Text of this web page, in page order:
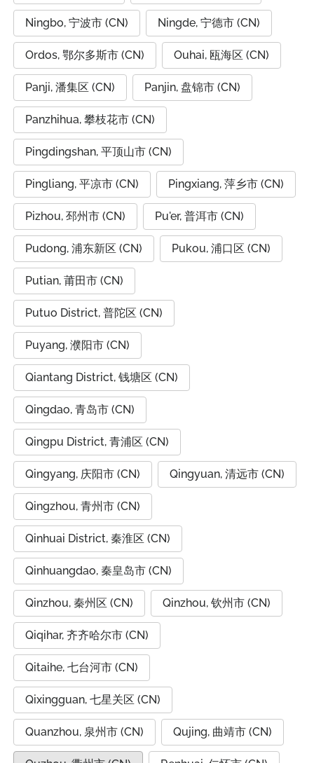
Ningbo, 宁波市 (CN) Ningde, 宁德市 (CN)
Ordos, 鄂尔多斯市 (CN) Ouhai, 瓯海区 (CN)
Panji, 潘集区 (CN) Panjin, 盘锦市 (CN)
Panzhihua, 攀枝花市 (CN)
Pingdingshan, 平顶山市 (CN)
Pingliang, 平凉市 (CN) Pingxiang, 萍乡市 (CN)
Pizhou, 邳州市 (CN) Pu'er, 普洱市 (CN)
Pudong, 浦东新区 (CN) Pukou, 浦口区 (CN)
Putian, 莆田市 (CN)
Putuo District, 普陀区 (CN)
Puyang, 濮阳市 (CN)
Qiantang District, 钱塘区 (CN)
Qingdao, 青岛市 (CN)
Qingpu District, 青浦区 (CN)
Qingyang, 庆阳市 (CN) Qingyuan, 清远市 (CN)
Qingzhou, 青州市 (CN)
Qinhuai District, 秦淮区 (CN)
Qinhuangdao, 秦皇岛市 (CN)
Qinzhou, 秦州区 (CN) Qinzhou, 钦州市 (CN)
Qiqihar, 齐齐哈尔市 (CN)
Qitaihe, 七台河市 (CN)
Qixingguan, 七星关区 (CN)
Quanzhou, 泉州市 (CN) Qujing, 曲靖市 (CN)